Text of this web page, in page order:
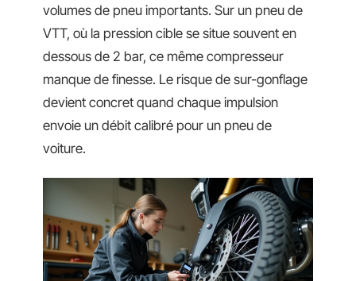
volumes de pneu importants. Sur un pneu de
VTT, où la pression cible se situe souvent en
dessous de 2 bar, ce même compresseur
manque de finesse. Le risque de sur-gonflage
devient concret quand chaque impulsion
envoie un débit calibré pour un pneu de
voiture.